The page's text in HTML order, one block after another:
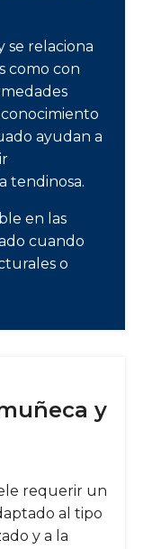
se relaciona
como con
ayudan a
tendinosa.
en las
cuando
o
y
requerir un
al tipo
y a la